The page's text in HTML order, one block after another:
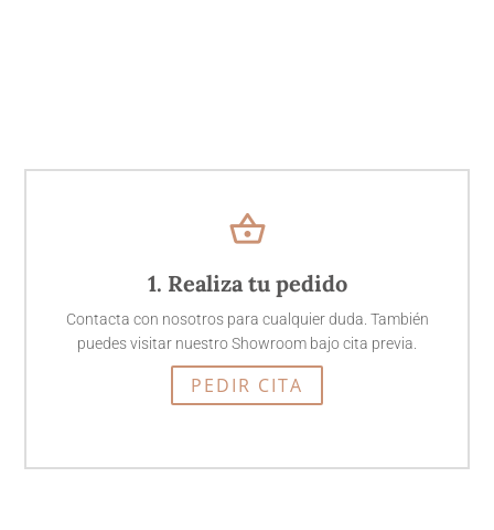
shopping_basket
1. Realiza tu pedido
Contacta con nosotros para cualquier duda. También
puedes visitar nuestro Showroom bajo cita previa.
PEDIR CITA